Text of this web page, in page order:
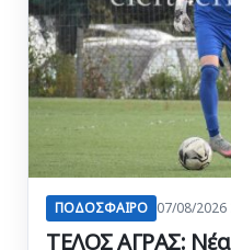
ΠΟΔΟΣΦΑΙΡΟ 07/08/2026
ΤΕΛΟΣ ΑΓΡΑΣ: